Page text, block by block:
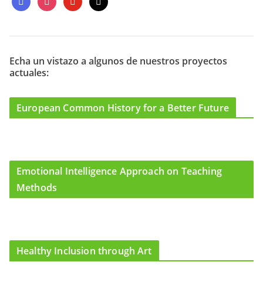
a
e
o
o
n
t
g
r
m
o
t
b
a
l
Echa un vistazo a algunos de nuestros proyectos
actuales:
European Common History for a Better Future
Emotional Intelligence Approach on Teaching
Methods
Healthy Inclusion through Art